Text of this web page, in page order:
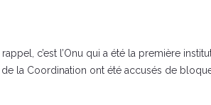
c’est l’Onu qui a été la première
la Coordination ont été accusés de